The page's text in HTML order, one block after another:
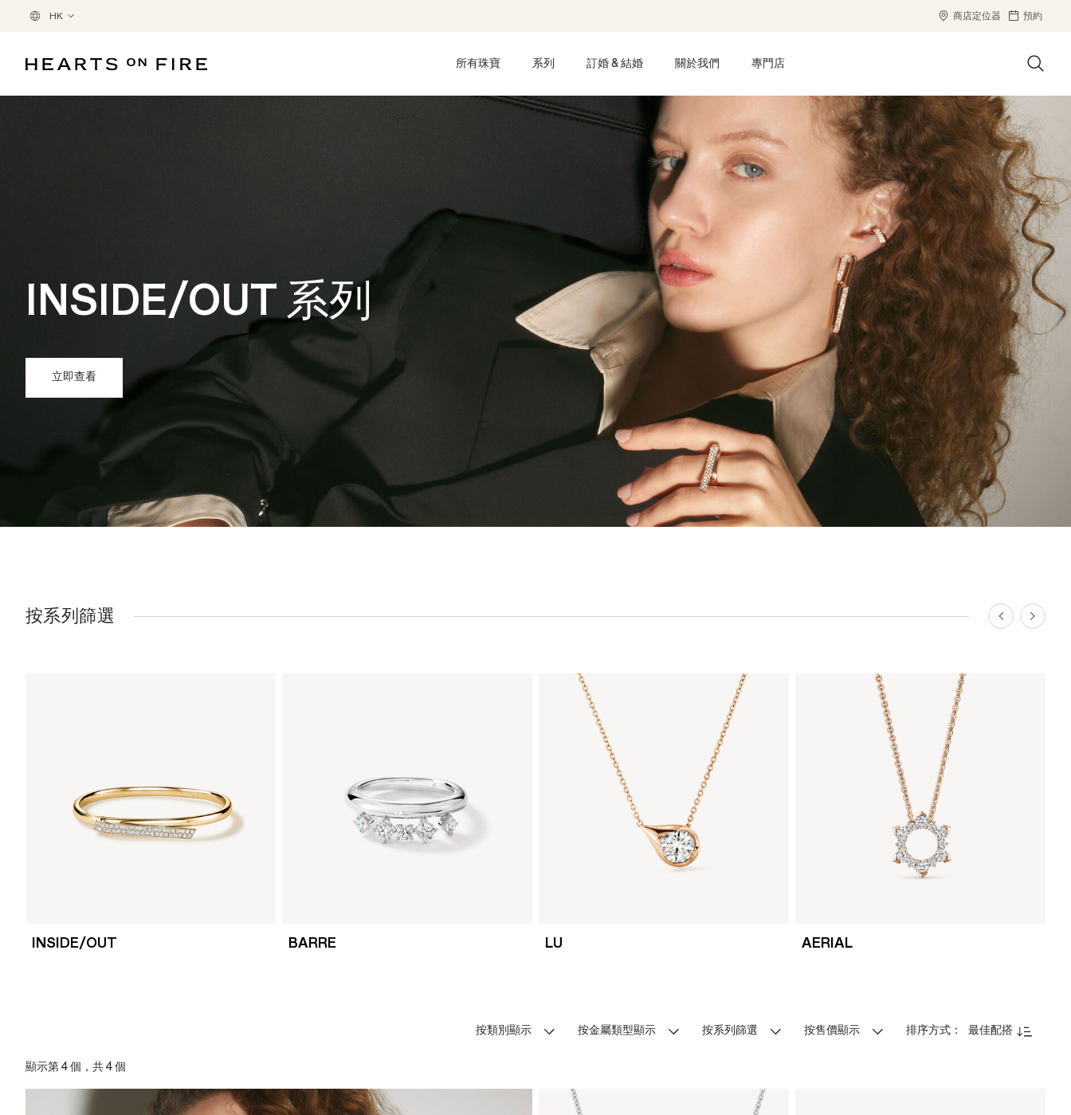
HK 商店定位器 預約
所有珠寶 系列 訂婚 & 結婚 關於我們 專門店
INSIDE/OUT 系列
立即查看
按系列篩選
INSIDE/OUT BARRE LU AERIAL
按類別顯示 按金屬類型顯示 按系列篩選 按售價顯示 排序方式： 最佳配搭
顯示第 4 個，共 4 個